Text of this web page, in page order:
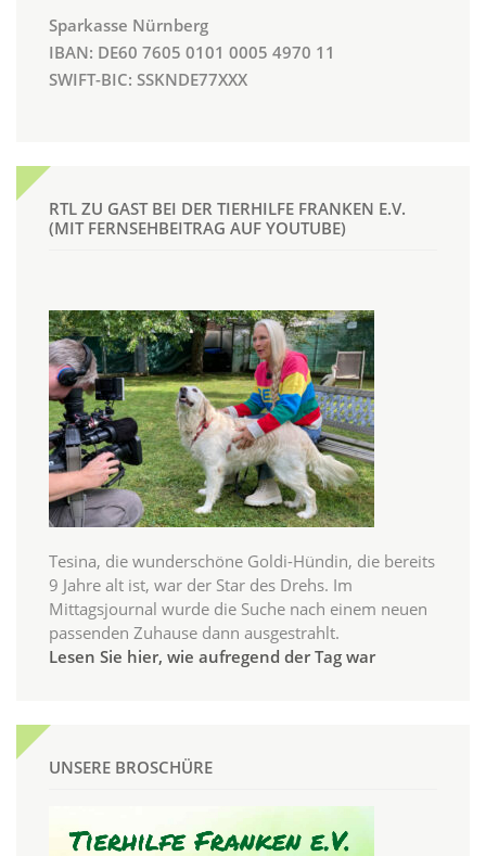
Sparkasse Nürnberg
IBAN: DE60 7605 0101 0005 4970 11
SWIFT-BIC: SSKNDE77XXX
RTL ZU GAST BEI DER TIERHILFE FRANKEN E.V.
(MIT FERNSEHBEITRAG AUF YOUTUBE)
Tesina, die wunderschöne Goldi-Hündin, die bereits
9 Jahre alt ist, war der Star des Drehs. Im
Mittagsjournal wurde die Suche nach einem neuen
passenden Zuhause dann ausgestrahlt.
Lesen Sie hier, wie aufregend der Tag war
UNSERE BROSCHÜRE